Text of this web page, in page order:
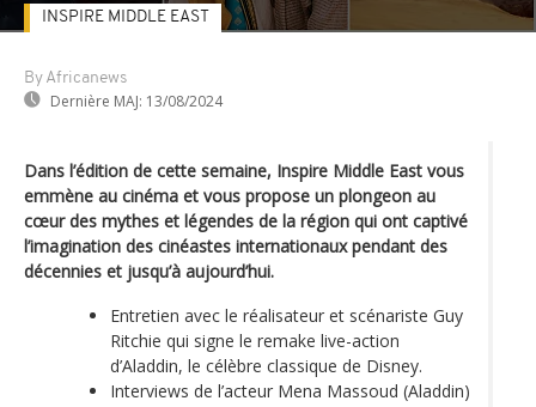
By Africanews
Dernière MAJ: 13/08/2024
INSPIRE MIDDLE EAST
Dans l’édition de cette semaine, Inspire Middle East vous
emmène au cinéma et vous propose un plongeon au
cœur des mythes et légendes de la région qui ont captivé
l’imagination des cinéastes internationaux pendant des
décennies et jusqu’à aujourd’hui.
Entretien avec le réalisateur et scénariste Guy
Ritchie qui signe le remake live-action
d’Aladdin, le célèbre classique de Disney.
Interviews de l’acteur Mena Massoud (Aladdin)